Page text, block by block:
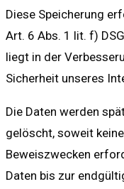
Diese Speicherung
Art. 6 Abs. 1 lit. f)
liegt in der
Sicherheit unseres
Die Daten werden
gelöscht, soweit
Beweiszwecken
Daten bis zur